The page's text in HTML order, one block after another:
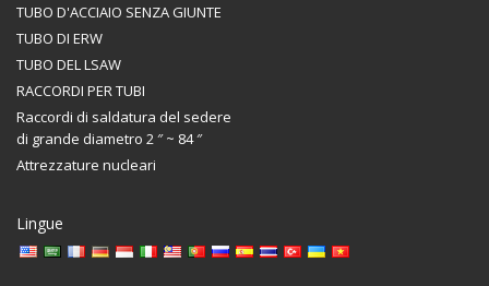
TUBO D'ACCIAIO SENZA GIUNTE
TUBO DI ERW
TUBO DEL LSAW
RACCORDI PER TUBI
Raccordi di saldatura del sedere
di grande diametro 2 ″ ~ 84 ″
Attrezzature nucleari
Lingue